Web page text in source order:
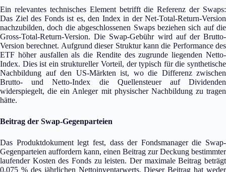
Ein relevantes technisches Element betrifft die Referenz der Swaps:
Das Ziel des Fonds ist es, den Index in der Net-Total-Return-Version
nachzubilden, doch die abgeschlossenen Swaps beziehen sich auf die
Gross-Total-Return-Version. Die Swap-Gebühr wird auf der Brutto-
Version berechnet. Aufgrund dieser Struktur kann die Performance des
ETF höher ausfallen als die Rendite des zugrunde liegenden Netto-
Index. Dies ist ein struktureller Vorteil, der typisch für die synthetische
Nachbildung auf den US-Märkten ist, wo die Differenz zwischen
Brutto- und Netto-Index die Quellensteuer auf Dividenden
widerspiegelt, die ein Anleger mit physischer Nachbildung zu tragen
hätte.
Beitrag der Swap-Gegenparteien
Das Produktdokument legt fest, dass der Fondsmanager die Swap-
Gegenparteien auffordern kann, einen Beitrag zur Deckung bestimmter
laufender Kosten des Fonds zu leisten. Der maximale Beitrag beträgt
0,075 % des jährlichen Nettoinventarwerts. Dieser Beitrag hat weder